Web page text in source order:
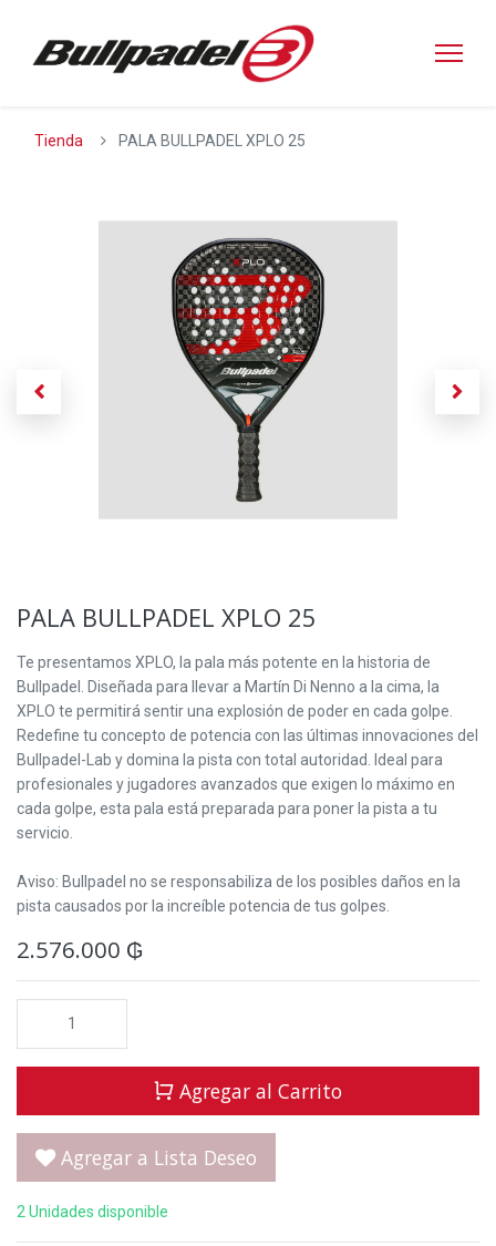
Tienda PALA BULLPADEL XPLO 25
PALA BULLPADEL XPLO 25
Te presentamos XPLO, la pala más potente en la historia de
Bullpadel. Diseñada para llevar a Martín Di Nenno a la cima, la
XPLO te permitirá sentir una explosión de poder en cada golpe.
Redefine tu concepto de potencia con las últimas innovaciones del
Bullpadel-Lab y domina la pista con total autoridad. Ideal para
profesionales y jugadores avanzados que exigen lo máximo en
cada golpe, esta pala está preparada para poner la pista a tu
servicio.
Aviso: Bullpadel no se responsabiliza de los posibles daños en la
pista causados por la increíble potencia de tus golpes.
2.576.000 ₲
Agregar al Carrito
Agregar a Lista Deseo
2 Unidades disponible